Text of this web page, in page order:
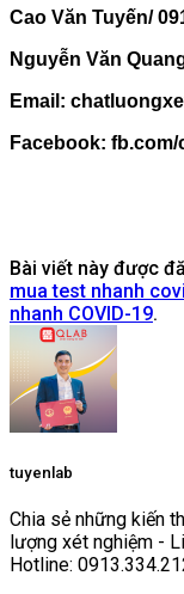
Cao Văn Tuyến/
Nguyễn Văn
Email:
Facebook:
Bài viết này được
mua test nhanh
nhanh COVID-19.
tuyenlab
Chia sẻ những kiến
lượng xét nghiệm -
Hotline: